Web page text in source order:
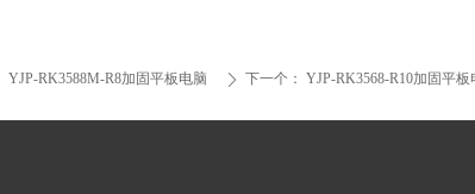
YJP-RK3588M-R8加固平板电脑 ꄲ 下一个： YJP-RK3568-R10加固平板